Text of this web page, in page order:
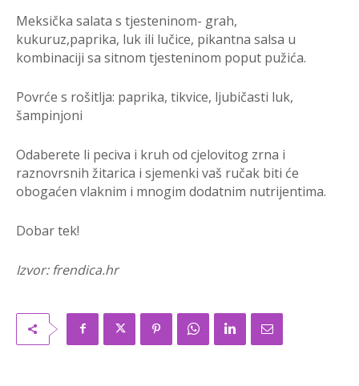
Meksička salata s tjesteninom- grah,
kukuruz,paprika, luk ili lučice, pikantna salsa u
kombinaciji sa sitnom tjesteninom poput pužića.
Povrće s rošitlja: paprika, tikvice, ljubičasti luk,
šampinjoni
Odaberete li peciva i kruh od cjelovitog zrna i
raznovrsnih žitarica i sjemenki vaš ručak biti će
obogaćen vlaknim i mnogim dodatnim nutrijentima.
Dobar tek!
Izvor: frendica.hr